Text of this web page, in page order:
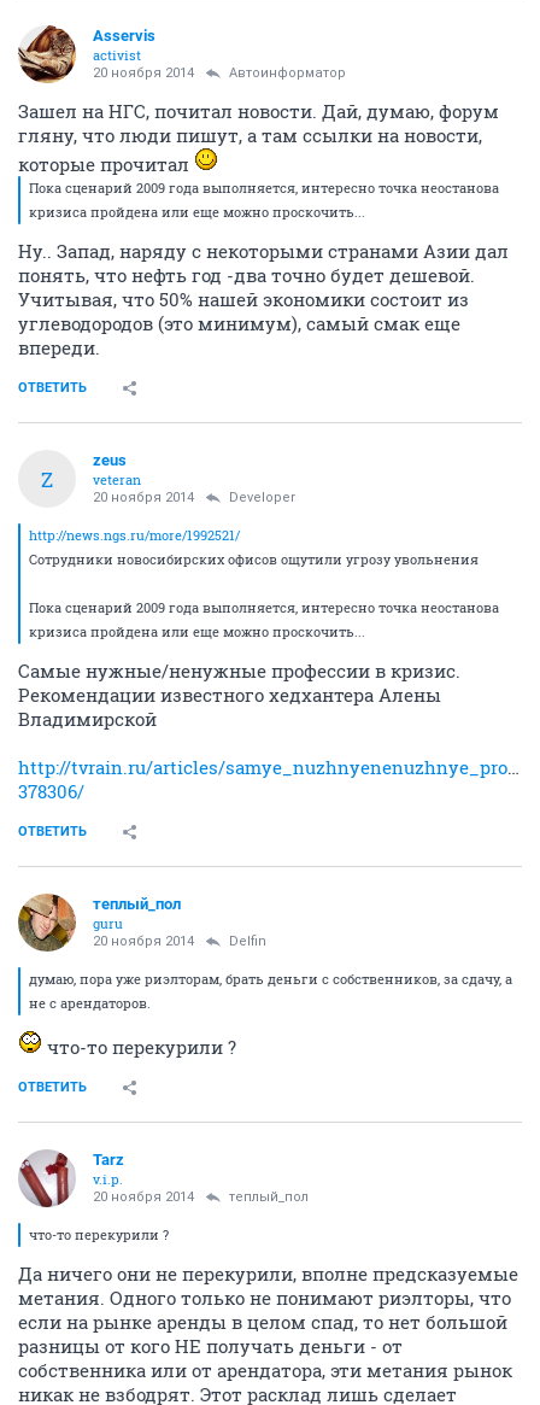
Asservis
activist
20 ноября 2014 Автоинформатор
Зашел на НГС, почитал новости. Дай, думаю, форум
гляну, что люди пишут, а там ссылки на новости,
которые прочитал
Пока сценарий 2009 года выполняется, интересно точка неостанова
кризиса пройдена или еще можно проскочить...
Ну.. Запад, наряду с некоторыми странами Азии дал
понять, что нефть год -два точно будет дешевой.
Учитывая, что 50% нашей экономики состоит из
углеводородов (это минимум), самый смак еще
впереди.
ОТВЕТИТЬ
Z
zeus
veteran
20 ноября 2014 Developer
http://news.ngs.ru/more/1992521/
Сотрудники новосибирских офисов ощутили угрозу увольнения
Пока сценарий 2009 года выполняется, интересно точка неостанова
кризиса пройдена или еще можно проскочить...
Самые нужные/ненужные профессии в кризис.
Рекомендации известного хедхантера Алены
Владимирской
http://tvrain.ru/articles/
378306/
ОТВЕТИТЬ
теплый_пол
guru
20 ноября 2014 Delfin
думаю, пора уже риэлторам, брать деньги с собственников, за сдачу, а
не с арендаторов.
что-то перекурили ?
ОТВЕТИТЬ
Tarz
v.i.p.
20 ноября 2014 теплый_пол
что-то перекурили ?
Да ничего они не перекурили, вполне предсказуемые
метания. Одного только не понимают риэлторы, что
если на рынке аренды в целом спад, то нет большой
разницы от кого НЕ получать деньги - от
собственника или от арендатора, эти метания рынок
никак не взбодрят. Этот расклад лишь сделает